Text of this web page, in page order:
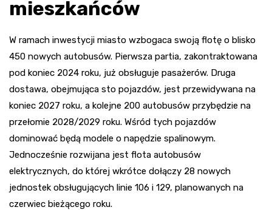
mieszkańców
W ramach inwestycji miasto wzbogaca swoją flotę o blisko
450 nowych autobusów. Pierwsza partia, zakontraktowana
pod koniec 2024 roku, już obsługuje pasażerów. Druga
dostawa, obejmująca sto pojazdów, jest przewidywana na
koniec 2027 roku, a kolejne 200 autobusów przybędzie na
przełomie 2028/2029 roku. Wśród tych pojazdów
dominować będą modele o napędzie spalinowym.
Jednocześnie rozwijana jest flota autobusów
elektrycznych, do której wkrótce dołączy 28 nowych
jednostek obsługujących linie 106 i 129, planowanych na
czerwiec bieżącego roku.